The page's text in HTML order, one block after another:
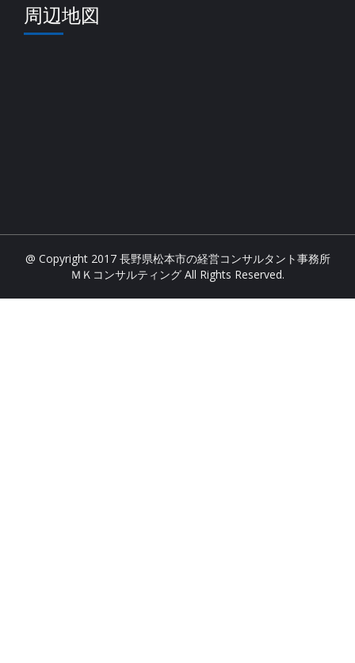
周辺地図
@ Copyright 2017 長野県松本市の経営コンサルタント事務所
ＭＫコンサルティング All Rights Reserved.